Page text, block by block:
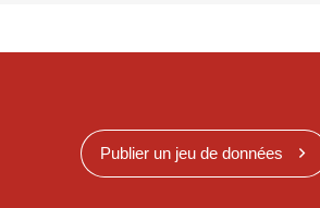
Publier un jeu de données